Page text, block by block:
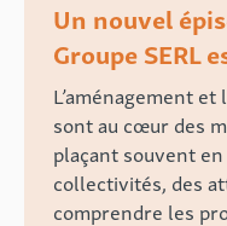
Un nouvel
Groupe SERL
L’aménagement
sont au cœur des
plaçant souvent
collectivités, des
comprendre les